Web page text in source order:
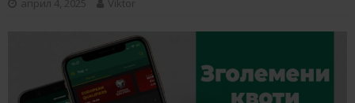
април 4, 2025 Viktor